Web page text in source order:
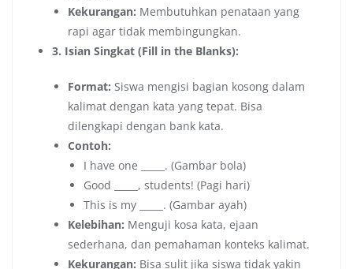
Kekurangan: Membutuhkan penataan yang
rapi agar tidak membingungkan.
3. Isian Singkat (Fill in the Blanks):
Format: Siswa mengisi bagian kosong dalam
kalimat dengan kata yang tepat. Bisa
dilengkapi dengan bank kata.
Contoh:
I have one _____. (Gambar bola)
Good _____, students! (Pagi hari)
This is my _____. (Gambar ayah)
Kelebihan: Menguji kosa kata, ejaan
sederhana, dan pemahaman konteks kalimat.
Kekurangan: Bisa sulit jika siswa tidak yakin